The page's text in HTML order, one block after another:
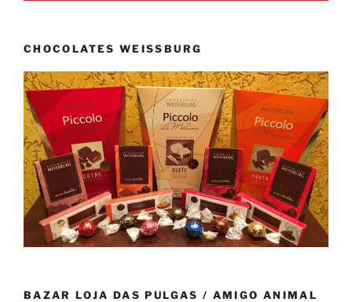
CHOCOLATES WEISSBURG
BAZAR LOJA DAS PULGAS / AMIGO ANIMAL